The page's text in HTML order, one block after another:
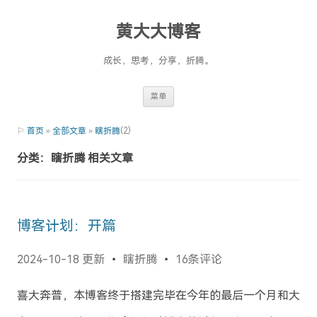
黄大大博客
成长，思考，分享，折腾。
菜单
⚐ 首页 » 全部文章 » 瞎折腾(2)
分类：瞎折腾 相关文章
博客计划：开篇
2024-10-18 更新 瞎折腾 16条评论
喜大奔普，本博客终于搭建完毕在今年的最后一个月和大